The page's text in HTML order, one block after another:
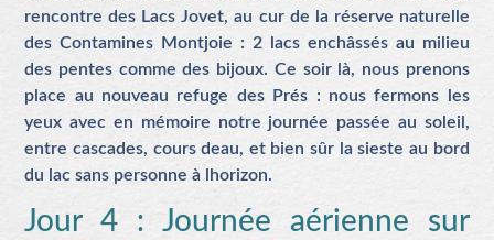
rencontre des Lacs Jovet, au cur de la réserve naturelle
des Contamines Montjoie : 2 lacs enchâssés au milieu
des pentes comme des bijoux. Ce soir là, nous prenons
place au nouveau refuge des Prés : nous fermons les
yeux avec en mémoire notre journée passée au soleil,
entre cascades, cours deau, et bien sûr la sieste au bord
du lac sans personne à lhorizon.
Jour 4 : Journée aérienne sur